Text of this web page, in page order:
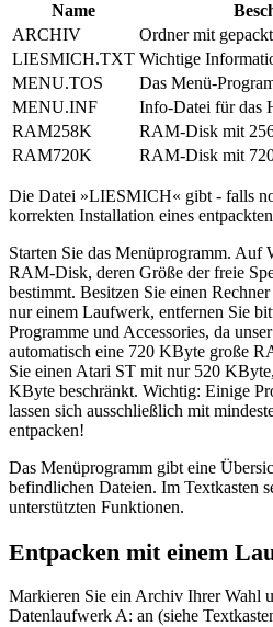
Name
ARCHIV
Ordner mit
LIESMICH.TXT Wichtige
MENU.TOS
Das Menü-
MENU.INF
Info-Datei für das
RAM258K
RAM-Disk mit
RAM720K
RAM-Disk mit
Die Datei »LIESMICH« gibt - falls
korrekten Installation eines
Starten Sie das Menüprogramm. Auf
RAM-Disk, deren Größe der freie
bestimmt. Besitzen Sie einen
nur einem Laufwerk, entfernen Sie
Programme und Accessories, da
automatisch eine 720 KByte große
Sie einen Atari ST mit nur 520
KByte beschränkt. Wichtig: Einige
lassen sich ausschließlich mit
entpacken!
Das Menüprogramm gibt eine
befindlichen Dateien. Im Textkasten
unterstützten Funktionen.
Entpacken mit einem
Markieren Sie ein Archiv Ihrer Wahl
Datenlaufwerk A: an (siehe